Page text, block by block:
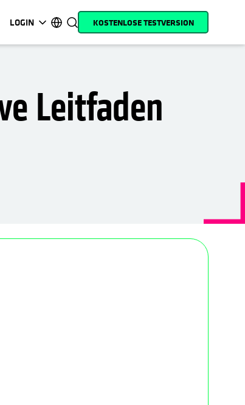
LOGIN
wird in einer neuen Registerkarte
wird in einer neuen Registerkarte geöffnet
Alta
wird in einer neuen Registerkarte geöffnet
wird in einer neuen Registerkarte geöffnet
wird in einer neuen Registerkarte geöffnet
wird in einer neuen Registerkarte geöffnet
wird in einer neuen
wird in einer neuen Registerkarte geöffnet
Français (France)
KOSTENLOSE TESTVERSION
Leitfaden